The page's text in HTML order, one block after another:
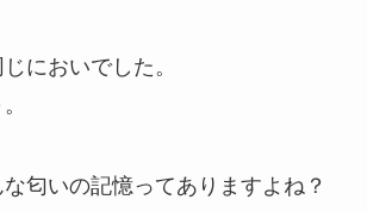
においでした。
匂いの記憶ってありますよね？